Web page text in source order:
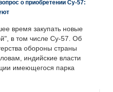
о приобретении Су-57:
время закупать новые
в том числе Су-57. Об
обороны страны
индийские власти
имеющегося парка